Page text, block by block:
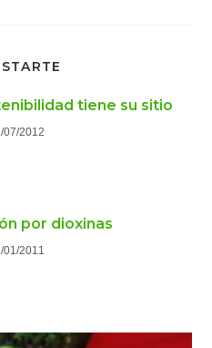
tiene su sitio
07/2012
por dioxinas
01/2011